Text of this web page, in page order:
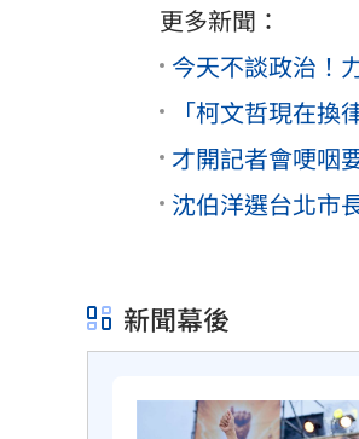
更多新聞：
今天不談政治！
「柯文哲現在
才開記者會哽咽
沈伯洋選台北市
新聞幕後